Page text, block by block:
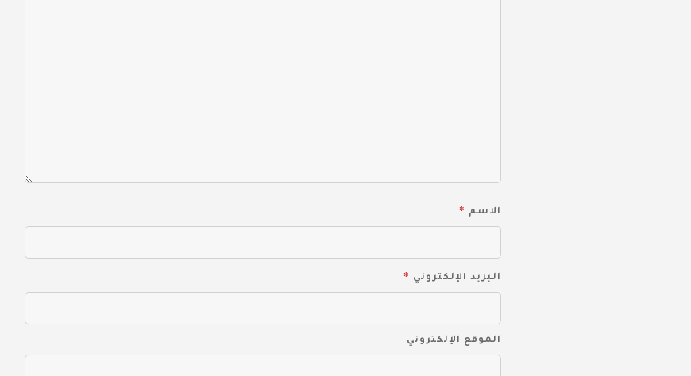
الاسم *
البريد الإلكتروني *
الموقع الإلكتروني